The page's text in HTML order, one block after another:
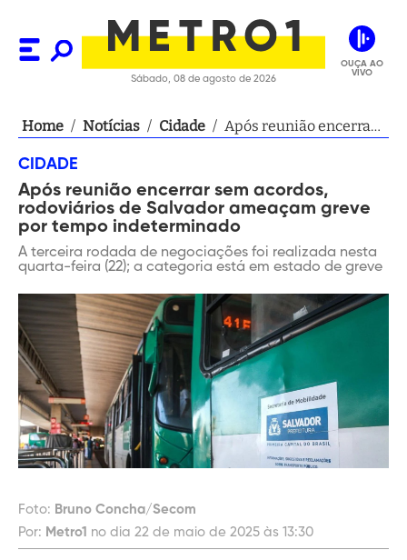
Sábado, 08 de agosto de 2026
OUÇA AO
VIVO
Home / Notícias / Cidade / Após reunião encerrar
ameaçam greve por
tempo indeterminado
CIDADE
Após reunião encerrar sem acordos,
rodoviários de Salvador ameaçam greve
por tempo indeterminado
A terceira rodada de negociações foi realizada nesta
quarta-feira (22); a categoria está em estado de greve
Foto: Bruno Concha/Secom
Por: Metro1 no dia 22 de maio de 2025 às 13:30